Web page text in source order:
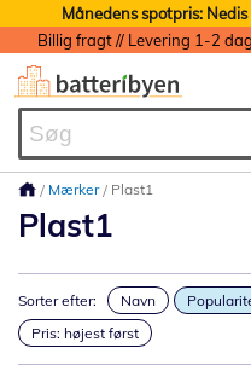
Månedens spotpris:
Mærker Plast1
Plast1
Sorter efter: Navn
Pris: højest først